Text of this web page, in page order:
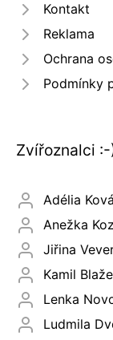
Kontakt
Reklama
Ochrana
Podmínky
Zvířoznalci :-
Adélia
Anežka
Jiřina
Kamil
Lenka
Ludmila